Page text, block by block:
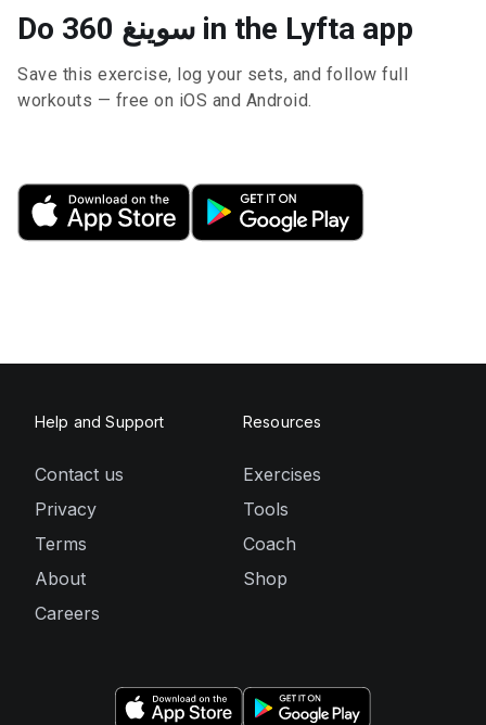
Do سوينغ 360 in the Lyfta app
Save this exercise, log your sets, and follow full
workouts — free on iOS and Android.
Help and Support
Contact us
Privacy
Terms
About
Careers
Resources
Exercises
Tools
Coach
Shop